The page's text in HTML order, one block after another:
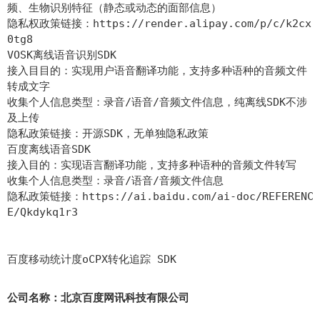
频、生物识别特征（静态或动态的面部信息）
隐私权政策链接：https://render.alipay.com/p/c/k2cx
0tg8
VOSK离线语音识别SDK
接入目目的：实现用户语音翻译功能，支持多种语种的音频文件
转成文字
收集个人信息类型：录音/语音/音频文件信息，纯离线SDK不涉
及上传
隐私政策链接：开源SDK，无单独隐私政策
百度离线语音SDK
接入目的：实现语言翻译功能，支持多种语种的音频文件转写
收集个人信息类型：录音/语音/音频文件信息
隐私政策链接：https://ai.baidu.com/ai-doc/REFERENC
E/Qkdykq1r3
百度移动统计度oCPX转化追踪 SDK
公司名称：北京百度网讯科技有限公司